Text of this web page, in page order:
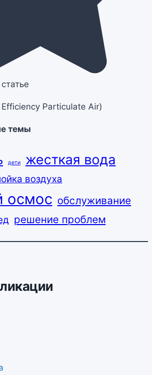
Efficiency Particulate Air)‌
темы
дети жесткая вода
воздуха
осмос обслуживание
решение проблем